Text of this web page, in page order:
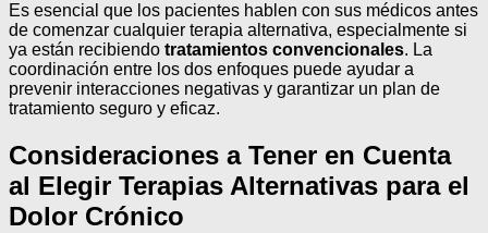
Es esencial que los pacientes hablen con sus médicos antes
de comenzar cualquier terapia alternativa, especialmente si
ya están recibiendo tratamientos convencionales. La
coordinación entre los dos enfoques puede ayudar a
prevenir interacciones negativas y garantizar un plan de
tratamiento seguro y eficaz.
Consideraciones a Tener en Cuenta
al Elegir Terapias Alternativas para el
Dolor Crónico